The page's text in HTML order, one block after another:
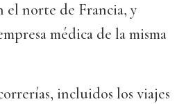
el norte de Francia, y
médica de la misma
incluidos los viajes